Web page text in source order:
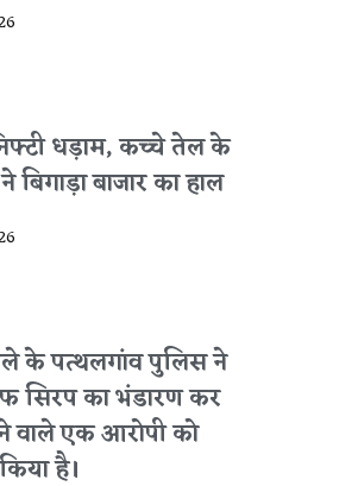
धड़ाम, कच्चे तेल के
बिगाड़ा बाजार का हाल
के पत्थलगांव पुलिस ने
सिरप का भंडारण कर
वाले एक आरोपी को
है।